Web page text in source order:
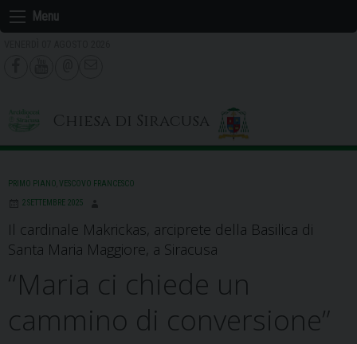
Skip
to
Menu
Chiesa di Siracusa
PRIMO PIANO VESCOVO FRANCESCO
2 SETTEMBRE 2025
Il cardinale Makrickas, arciprete della Basilica di
Santa Maria Maggiore, a Siracusa
“Maria ci chiede un
cammino di conversione”